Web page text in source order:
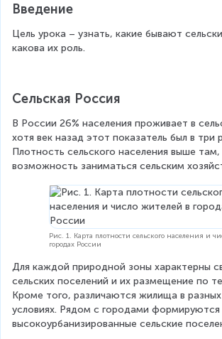
Введение
Цель урока – узнать, какие бывают
какова их роль.
Сельская Россия
В России 26% населения проживает в
хотя век назад этот показатель был в три
Плотность сельского населения выше там,
возможность заниматься сельским
Рис. 1. Карта плотности сельского населения и
городах России
Для каждой природной зоны характерны
сельских поселений и их размещение по
Кроме того, различаются жилища в
условиях. Рядом с городами формируются
высокоурбанизированные сельские